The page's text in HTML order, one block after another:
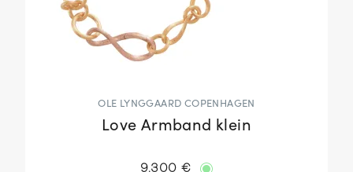
OLE LYNGGAARD COPENHAGEN
Love Armband klein
9.300 €